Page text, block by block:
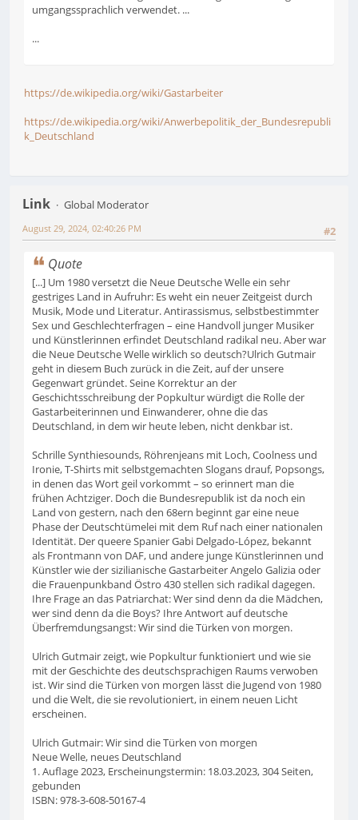
umgangssprachlich verwendet. ...
...
https://de.wikipedia.org/wiki/Gastarbeiter
https://de.wikipedia.org/wiki/Anwerbepolitik_der_Bundesrepubli
k_Deutschland
Link
Global Moderator
#2
August 29, 2024, 02:40:26 PM
Quote
[...] Um 1980 versetzt die Neue Deutsche Welle ein sehr
gestriges Land in Aufruhr: Es weht ein neuer Zeitgeist durch
Musik, Mode und Literatur. Antirassismus, selbstbestimmter
Sex und Geschlechterfragen – eine Handvoll junger Musiker
und Künstlerinnen erfindet Deutschland radikal neu. Aber war
die Neue Deutsche Welle wirklich so deutsch?Ulrich Gutmair
geht in diesem Buch zurück in die Zeit, auf der unsere
Gegenwart gründet. Seine Korrektur an der
Geschichtsschreibung der Popkultur würdigt die Rolle der
Gastarbeiterinnen und Einwanderer, ohne die das
Deutschland, in dem wir heute leben, nicht denkbar ist.
Schrille Synthiesounds, Röhrenjeans mit Loch, Coolness und
Ironie, T-Shirts mit selbstgemachten Slogans drauf, Popsongs,
in denen das Wort geil vorkommt – so erinnert man die
frühen Achtziger. Doch die Bundesrepublik ist da noch ein
Land von gestern, nach den 68ern beginnt gar eine neue
Phase der Deutschtümelei mit dem Ruf nach einer nationalen
Identität. Der queere Spanier Gabi Delgado-López, bekannt
als Frontmann von DAF, und andere junge Künstlerinnen und
Künstler wie der sizilianische Gastarbeiter Angelo Galizia oder
die Frauenpunkband Östro 430 stellen sich radikal dagegen.
Ihre Frage an das Patriarchat: Wer sind denn da die Mädchen,
wer sind denn da die Boys? Ihre Antwort auf deutsche
Überfremdungsangst: Wir sind die Türken von morgen.
Ulrich Gutmair zeigt, wie Popkultur funktioniert und wie sie
mit der Geschichte des deutschsprachigen Raums verwoben
ist. Wir sind die Türken von morgen lässt die Jugend von 1980
und die Welt, die sie revolutioniert, in einem neuen Licht
erscheinen.
Ulrich Gutmair: Wir sind die Türken von morgen
Neue Welle, neues Deutschland
1. Auflage 2023, Erscheinungstermin: 18.03.2023, 304 Seiten,
gebunden
ISBN: 978-3-608-50167-4